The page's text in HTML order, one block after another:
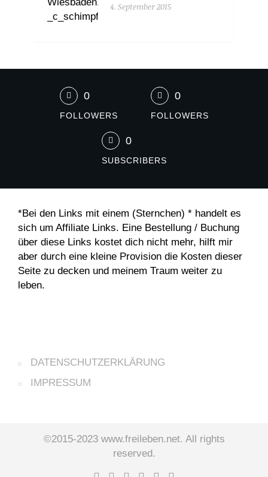
4. September 2015
0
FOLLOWERS
0
FOLLOWERS
0
SUBSCRIBERS
*Bei den Links mit einem (Sternchen) * handelt es
sich um Affiliate Links. Eine Bestellung / Buchung
über diese Links kostet dich nicht mehr, hilft mir
aber durch eine kleine Provision die Kosten dieser
Seite zu decken und meinem Traum weiter zu
leben.
DATENSCHUTZERKLÄRUNG
IMPRESSUM
©2015-2023 www.freileben.net. All rights
reserved.